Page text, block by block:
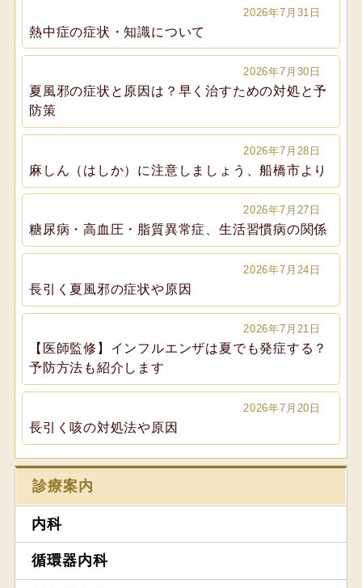
2026年7月31日
熱中症の症状・知識について
2026年7月30日
夏風邪の症状と原因は？早く治すための対処と予
防策
2026年7月28日
麻しん（はしか）に注意しましょう、船橋市より
2026年7月27日
糖尿病・高血圧・脂質異常症、生活習慣病の関係
2026年7月24日
長引く夏風邪の症状や原因
2026年7月21日
【医師監修】インフルエンザは夏でも発症する？
予防方法も紹介します
2026年7月20日
長引く咳の対処法や原因
診療案内
内科
循環器内科